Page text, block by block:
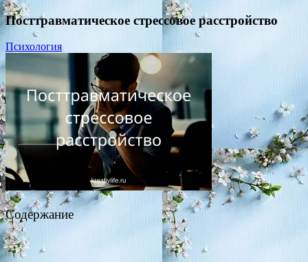
Посттравматическое стрессовое расстройство
Психология
Содержание